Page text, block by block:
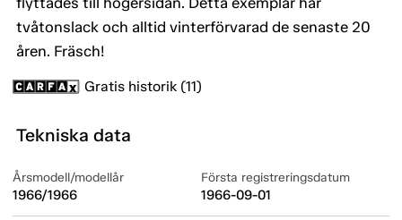
tvåtonslack och alltid vinterförvarad de senaste 20
åren. Fräsch!
Gratis historik (11)
Tekniska data
Årsmodell/modellår
1966/1966
Första registreringsdatum
1966-09-01